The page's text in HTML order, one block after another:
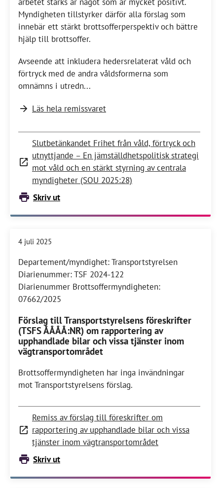
Myndigheten tillstyrker därför alla förslag som
innebär ett stärkt brottsofferperspektiv och bättre
hjälp till brottsoffer.
Avseende att inkludera hedersrelaterat våld och
förtryck med de andra våldsformerna som
omnämns i utredn...
Läs hela remissvaret
Slutbetänkandet Frihet från våld, förtryck och
utnyttjande – En jämställdhetspolitisk strategi
mot våld och en stärkt styrning av centrala
myndigheter (SOU 2025:28)
Skriv ut
4 juli 2025
Departement/myndighet: Transportstyrelsen
Diarienummer: TSF 2024-122
Diarienummer Brottsoffermyndigheten:
07662/2025
Förslag till Transportstyrelsens föreskrifter
(TSFS ÅÅÅÅ:NR) om rapportering av
upphandlade bilar och vissa tjänster inom
vägtransportområdet
Brottsoffermyndigheten har inga invändningar
mot Transportstyrelsens förslag.
Remiss av förslag till föreskrifter om
rapportering av upphandlade bilar och vissa
tjänster inom vägtransportområdet
Skriv ut